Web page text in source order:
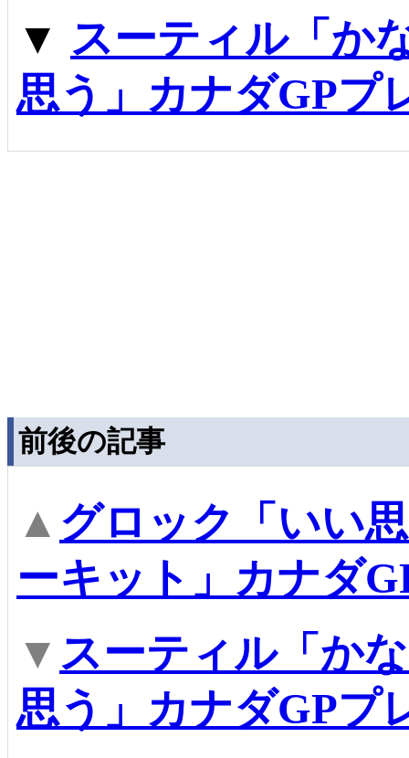
▼ スーティル「か
思う」カナダGPプ
前後の記事
▲ グロック「いい
ーキット」カナダ
▼ スーティル「か
思う」カナダGPプ